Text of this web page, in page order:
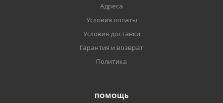
Адреса
Условия оплаты
Условия доставки
Гарантия и возврат
Политика
ПОМОЩЬ